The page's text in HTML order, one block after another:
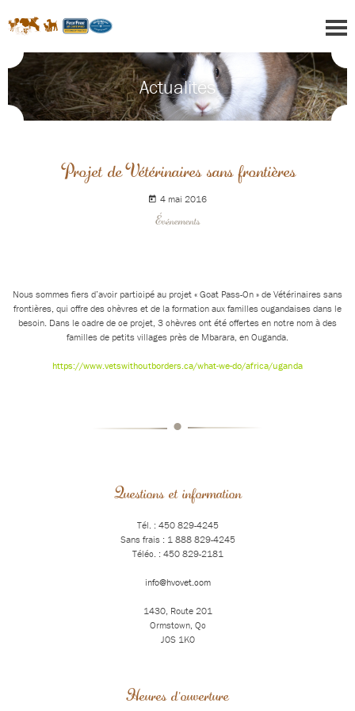
Actualités
Projet de Vétérinaires sans frontières
4 mai 2016
Événements
Nous sommes fiers d’avoir participé au projet « Goat Pass-On » de Vétérinaires sans
frontières, qui offre des chèvres et de la formation aux familles ougandaises dans le
besoin. Dans le cadre de ce projet, 3 chèvres ont été offertes en notre nom à des
familles de petits villages près de Mbarara, en Ouganda.
https://www.vetswithoutborders.ca/what-we-do/africa/uganda
•
Questions et information
Tél. : 450 829-4245
Sans frais : 1 888 829-4245
Téléc. : 450 829-2181
info@hvovet.com
1430, Route 201
Ormstown, Qc
J0S 1K0
Heures d'ouverture